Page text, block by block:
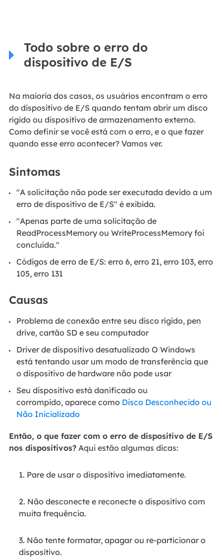
Todo sobre o erro do
dispositivo de E/S
Na maioria dos casos, os usuários encontram o erro
do dispositivo de E/S quando tentam abrir um disco
rígido ou dispositivo de armazenamento externo.
Como definir se você está com o erro, e o que fazer
quando esse erro acontecer? Vamos ver.
Sintomas
"A solicitação não pode ser executada devido a um
erro de dispositivo de E/S" é exibida.
"Apenas parte de uma solicitação de
ReadProcessMemory ou WriteProcessMemory foi
concluída."
Códigos de erro de E/S: erro 6, erro 21, erro 103, erro
105, erro 131
Causas
Problema de conexão entre seu disco rígido, pen
drive, cartão SD e seu computador
Driver de dispositivo desatualizado O Windows
está tentando usar um modo de transferência que
o dispositivo de hardware não pode usar
Seu dispositivo está danificado ou
corrompido, aparece como Disco Desconhecido ou
Não Inicializado
Então, o que fazer com o erro de dispositivo de E/S
nos dispositivos?Aqui estão algumas dicas:
1. Pare de usar o dispositivo imediatamente.
2. Não desconecte e reconecte o dispositivo com
muita frequência.
3. Não tente formatar, apagar ou re-particionar o
dispositivo.